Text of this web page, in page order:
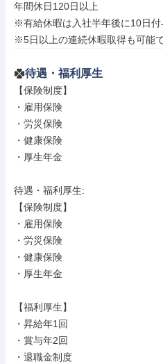
年間休日120日以上
※有給休暇は入社半年後に10日付
※5日以上の連続休暇取得も可能で
待遇・福利厚生
【保険制度】
・雇用保険
・労災保険
・健康保険
・厚生年金
待遇・福利厚生:
【保険制度】
・雇用保険
・労災保険
・健康保険
・厚生年金
【福利厚生】
・昇給年1回
・賞与年2回
・退職金制度